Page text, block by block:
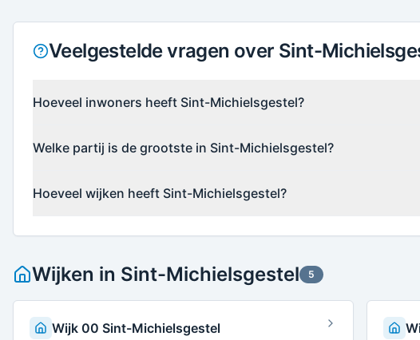
Veelgestelde vragen over Sint-
Hoeveel inwoners heeft Sint-Michielsgestel?
Welke partij is de grootste in Sint-Michielsgestel?
Hoeveel wijken heeft Sint-Michielsgestel?
Wijken in Sint-Michielsgestel 5
Wijk 00 Sint-Michielsgestel